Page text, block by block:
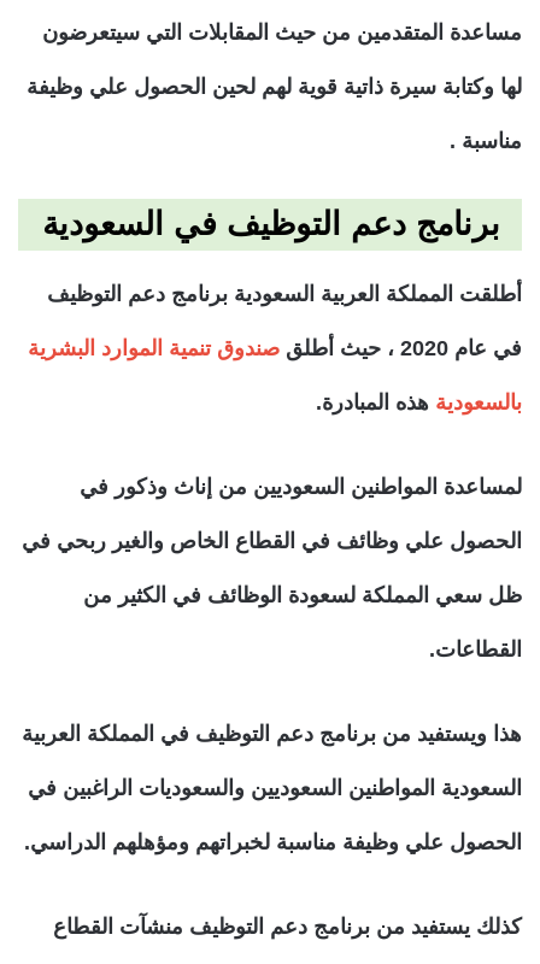
مساعدة المتقدمين من حيث المقابلات التي سيتعرضون
لها وكتابة سيرة ذاتية قوية لهم لحين الحصول علي وظيفة
مناسبة .
برنامج دعم التوظيف في السعودية
أطلقت المملكة العربية السعودية برنامج دعم التوظيف
في عام 2020 ، حيث أطلق صندوق تنمية الموارد البشرية
بالسعودية هذه المبادرة.
لمساعدة المواطنين السعوديين من إناث وذكور في
الحصول علي وظائف في القطاع الخاص والغير ربحي في
ظل سعي المملكة لسعودة الوظائف في الكثير من
القطاعات.
هذا ويستفيد من برنامج دعم التوظيف في المملكة العربية
السعودية المواطنين السعوديين والسعوديات الراغبين في
الحصول علي وظيفة مناسبة لخبراتهم ومؤهلهم الدراسي.
كذلك يستفيد من برنامج دعم التوظيف منشآت القطاع